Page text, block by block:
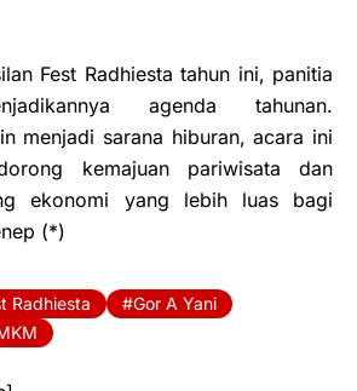
Fest Radhiesta tahun ini, panitia
agenda tahunan.
menjadi sarana hiburan, acara ini
kemajuan pariwisata dan
ekonomi yang lebih luas bagi
(*)
Radhiesta
Gor A Yani